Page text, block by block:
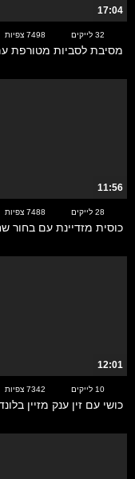
17:04
32 לייקים 7498 צפיות
מסיבת לסביות מטורפת
11:56
28 לייקים 7488 צפיות
כוסית מזדיינת עם בחור
12:01
10 לייקים 7342 צפיות
כושי עם זין ענק מזיין